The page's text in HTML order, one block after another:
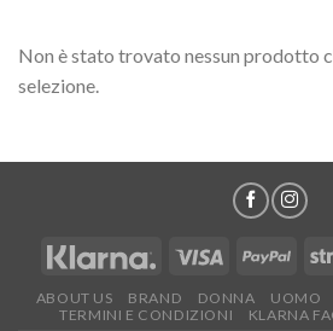
Non è stato trovato nessun prodotto
selezione.
ABOUT US BRAND DONNA UOMO
TERMINI E CONDIZIONI
KLARNA